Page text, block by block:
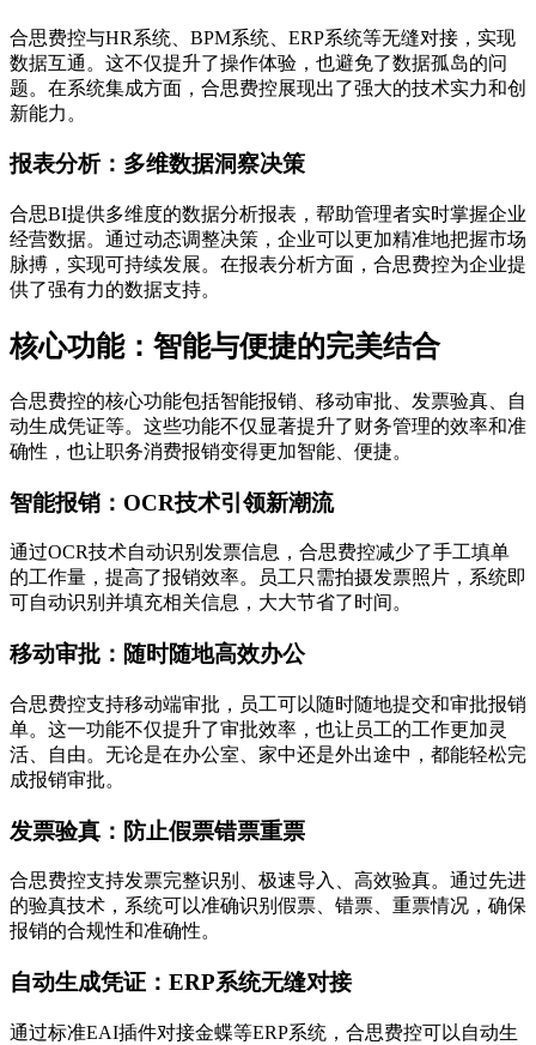
合思费控与HR系统、BPM系统、ERP系统等无缝对接，实现
数据互通。这不仅提升了操作体验，也避免了数据孤岛的问
题。在系统集成方面，合思费控展现出了强大的技术实力和创
新能力。
报表分析：多维数据洞察决策
合思BI提供多维度的数据分析报表，帮助管理者实时掌握企业
经营数据。通过动态调整决策，企业可以更加精准地把握市场
脉搏，实现可持续发展。在报表分析方面，合思费控为企业提
供了强有力的数据支持。
核心功能：智能与便捷的完美结合
合思费控的核心功能包括智能报销、移动审批、发票验真、自
动生成凭证等。这些功能不仅显著提升了财务管理的效率和准
确性，也让职务消费报销变得更加智能、便捷。
智能报销：OCR技术引领新潮流
通过OCR技术自动识别发票信息，合思费控减少了手工填单
的工作量，提高了报销效率。员工只需拍摄发票照片，系统即
可自动识别并填充相关信息，大大节省了时间。
移动审批：随时随地高效办公
合思费控支持移动端审批，员工可以随时随地提交和审批报销
单。这一功能不仅提升了审批效率，也让员工的工作更加灵
活、自由。无论是在办公室、家中还是外出途中，都能轻松完
成报销审批。
发票验真：防止假票错票重票
合思费控支持发票完整识别、极速导入、高效验真。通过先进
的验真技术，系统可以准确识别假票、错票、重票情况，确保
报销的合规性和准确性。
自动生成凭证：ERP系统无缝对接
通过标准EAI插件对接金蝶等ERP系统，合思费控可以自动生